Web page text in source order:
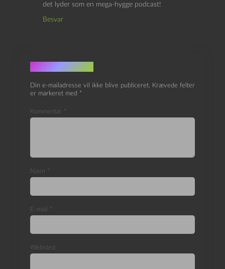
det lyder som en mega-hygge podcast!
Besvar
Skriv et svar
Din e-mailadresse vil ikke blive publiceret. Krævede felter
er markeret med *
Kommentar *
Navn *
E-mail *
Websted